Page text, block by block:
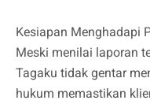
Kesiapan Menghadapi
Meski menilai laporan
Tagaku tidak gentar
hukum memastikan